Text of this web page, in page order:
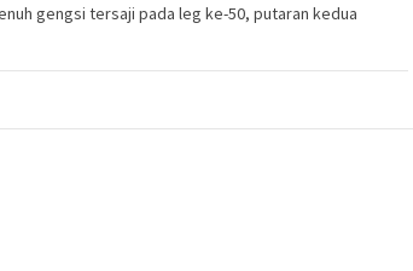
gengsi tersaji pada leg ke-50, putaran kedua